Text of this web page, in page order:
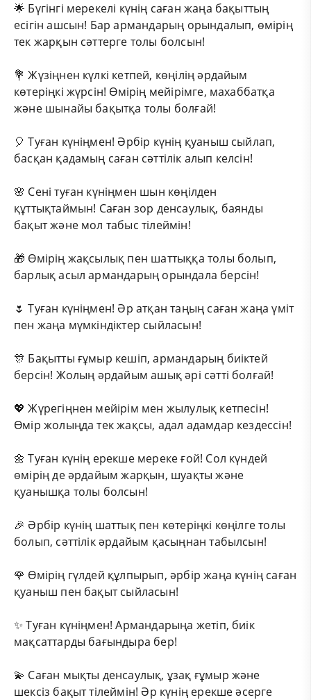
🌟 Бүгінгі мерекелі күнің саған жаңа бақыттың
есігін ашсын! Бар армандарың орындалып, өмірің
тек жарқын сәттерге толы болсын!
💐 Жүзіңнен күлкі кетпей, көңілің әрдайым
көтеріңкі жүрсін! Өмірің мейірімге, махаббатқа
және шынайы бақытқа толы болғай!
🎈 Туған күніңмен! Әрбір күнің қуаныш сыйлап,
басқан қадамың саған сәттілік алып келсін!
🌸 Сені туған күніңмен шын көңілден
құттықтаймын! Саған зор денсаулық, баянды
бақыт және мол табыс тілеймін!
🎁 Өмірің жақсылық пен шаттыққа толы болып,
барлық асыл армандарың орындала берсін!
🌷 Туған күніңмен! Әр атқан таңың саған жаңа үміт
пен жаңа мүмкіндіктер сыйласын!
🎊 Бақытты ғұмыр кешіп, армандарың биіктей
берсін! Жолың әрдайым ашық әрі сәтті болғай!
💖 Жүрегіңнен мейірім мен жылулық кетпесін!
Өмір жолыңда тек жақсы, адал адамдар кездессін!
🌼 Туған күнің ерекше мереке ғой! Сол күндей
өмірің де әрдайым жарқын, шуақты және
қуанышқа толы болсын!
🎉 Әрбір күнің шаттық пен көтеріңкі көңілге толы
болып, сәттілік әрдайым қасыңнан табылсын!
🌹 Өмірің гүлдей құлпырып, әрбір жаңа күнің саған
қуаныш пен бақыт сыйласын!
✨ Туған күніңмен! Армандарыңа жетіп, биік
мақсаттарды бағындыра бер!
💫 Саған мықты денсаулық, ұзақ ғұмыр және
шексіз бақыт тілеймін! Әр күнің ерекше әсерге